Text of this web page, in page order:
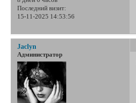
Последний визит:
15-11-2025 14:53:56
Jaclyn
Администратор